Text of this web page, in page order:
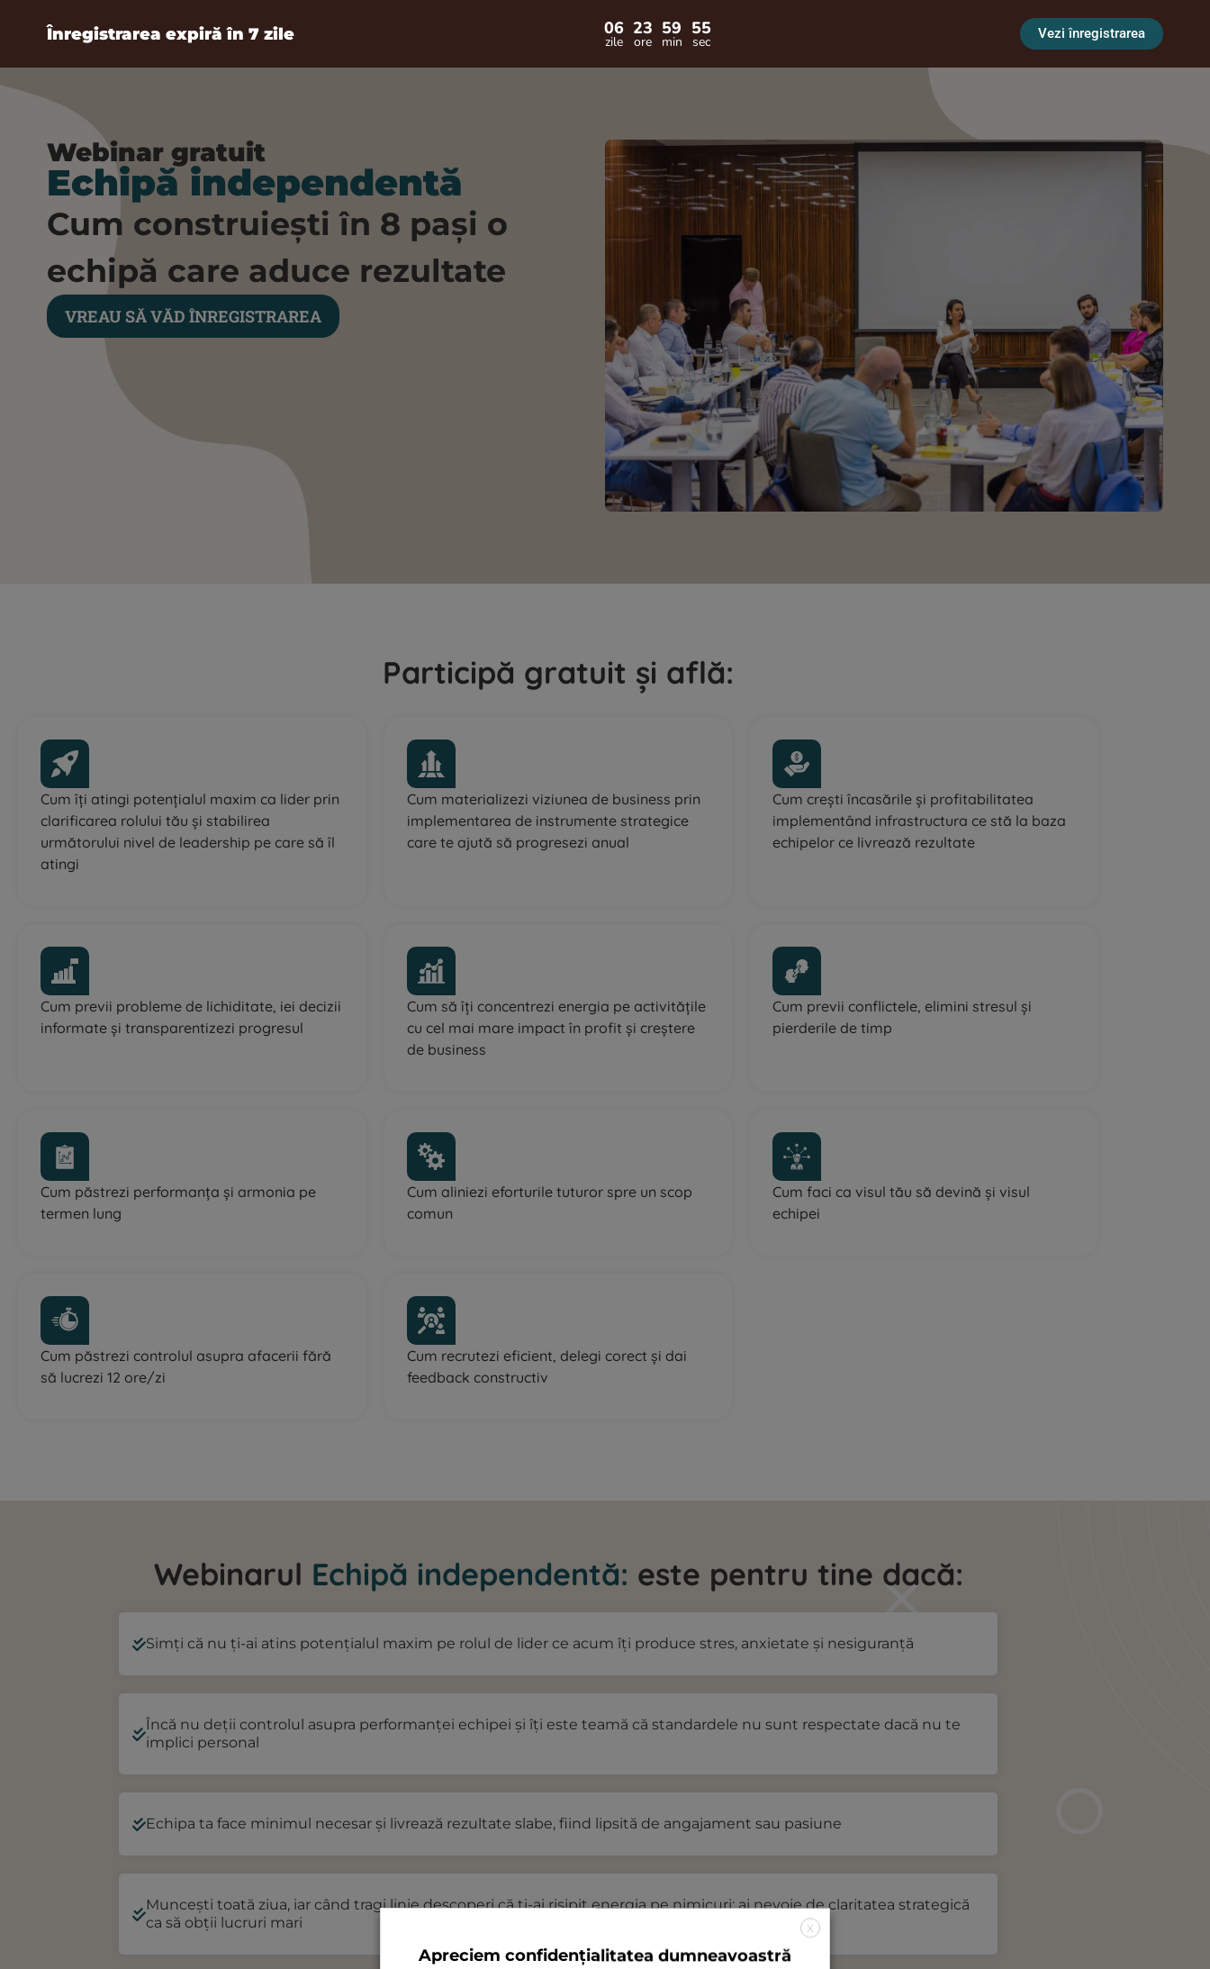
Înregistrarea expiră în 7 zile 06
zile
23
ore
59
min
54
sec Vezi înregistrarea
Webinar gratuit
Echipă independentă
Cum construiești în 8 pași o
echipă care aduce rezultate
VREAU SĂ VĂD ÎNREGISTRAREA
Participă gratuit și află:
Cum îți atingi potențialul maxim ca lider prin
clarificarea rolului tău și stabilirea
următorului nivel de leadership pe care să îl
atingi
Cum materializezi viziunea de business prin
implementarea de instrumente strategice
care te ajută să progresezi anual
Cum crești încasările și profitabilitatea
implementând infrastructura ce stă la baza
echipelor ce livrează rezultate
Cum previi probleme de lichiditate, iei decizii
informate și transparentizezi progresul
Cum să îți concentrezi energia pe activitățile
cu cel mai mare impact în profit și creștere
de business
Cum previi conflictele, elimini stresul și
pierderile de timp
Cum păstrezi performanța și armonia pe
termen lung
Cum aliniezi eforturile tuturor spre un scop
comun
Cum faci ca visul tău să devină și visul
echipei
Cum păstrezi controlul asupra afacerii fără
să lucrezi 12 ore/zi
Cum recrutezi eficient, delegi corect și dai
feedback constructiv
Webinarul Echipă independentă: este pentru tine dacă:
Simți că nu ți-ai atins potențialul maxim pe rolul de lider ce acum îți produce stres, anxietate și nesiguranță
Încă nu deții controlul asupra performanței echipei și îți este teamă că standardele nu sunt respectate dacă nu te
implici personal
Echipa ta face minimul necesar și livrează rezultate slabe, fiind lipsită de angajament sau pasiune
Muncești toată ziua, iar când tragi linie descoperi că ți-ai risipit energia pe nimicuri; ai nevoie de claritatea strategică
ca să obții lucruri mari
X
Apreciem confidențialitatea dumneavoastră